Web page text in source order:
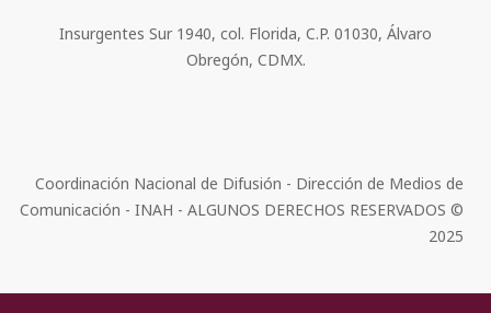
Insurgentes Sur 1940, col. Florida, C.P. 01030, Álvaro
Obregón, CDMX.
Coordinación Nacional de Difusión - Dirección de Medios de
Comunicación - INAH - ALGUNOS DERECHOS RESERVADOS ©
2025